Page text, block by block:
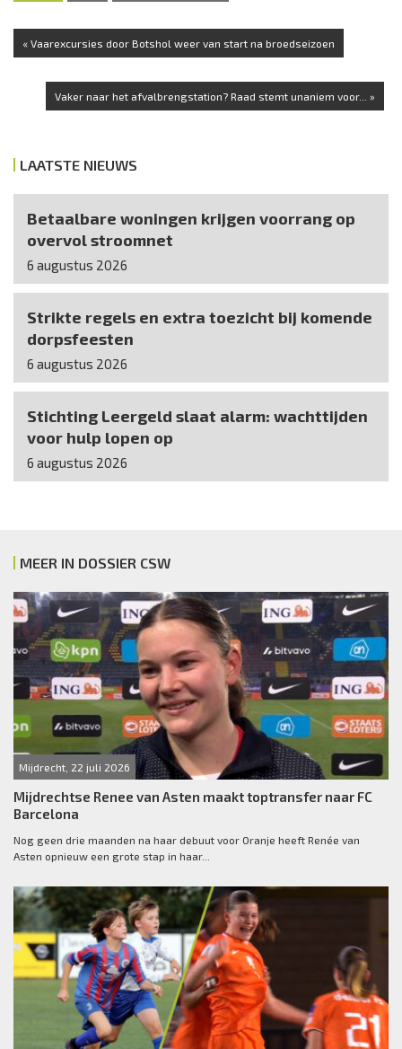
« Vaarexcursies door Botshol weer van start na broedseizoen
Vaker naar het afvalbrengstation? Raad stemt unaniem voor... »
LAATSTE NIEUWS
Betaalbare woningen krijgen voorrang op
overvol stroomnet
6 augustus 2026
Strikte regels en extra toezicht bij komende
dorpsfeesten
6 augustus 2026
Stichting Leergeld slaat alarm: wachttijden
voor hulp lopen op
6 augustus 2026
MEER IN DOSSIER CSW
Mijdrecht, 22 juli 2026
Mijdrechtse Renee van Asten maakt toptransfer naar FC
Barcelona
Nog geen drie maanden na haar debuut voor Oranje heeft Renée van
Asten opnieuw een grote stap in haar...